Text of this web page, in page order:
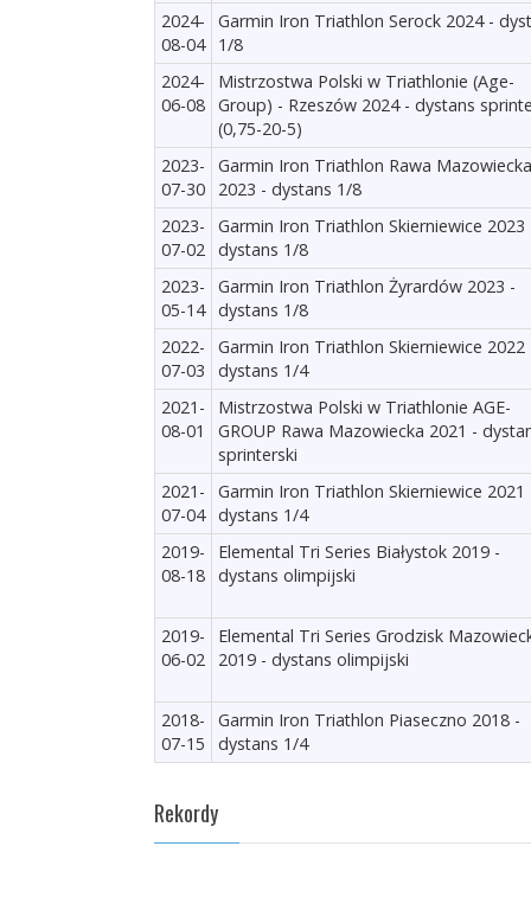
2024-
08-04
Garmin Iron Triathlon Serock 2024 -
1/8
2024-
06-08
Mistrzostwa Polski w Triathlonie (Age-
Group) - Rzeszów 2024 - dystans
(0,75-20-5)
2023-
07-30
Garmin Iron Triathlon Rawa Mazowiecka
2023 - dystans 1/8
2023-
07-02
Garmin Iron Triathlon Skierniewice 2023
dystans 1/8
2023-
05-14
Garmin Iron Triathlon Żyrardów 2023 -
dystans 1/8
2022-
07-03
Garmin Iron Triathlon Skierniewice 2022
dystans 1/4
2021-
08-01
Mistrzostwa Polski w Triathlonie AGE-
GROUP Rawa Mazowiecka 2021 -
sprinterski
2021-
07-04
Garmin Iron Triathlon Skierniewice 2021
dystans 1/4
2019-
08-18
Elemental Tri Series Białystok 2019 -
dystans olimpijski
2019-
06-02
Elemental Tri Series Grodzisk
2019 - dystans olimpijski
2018-
07-15
Garmin Iron Triathlon Piaseczno 2018 -
dystans 1/4
Rekordy